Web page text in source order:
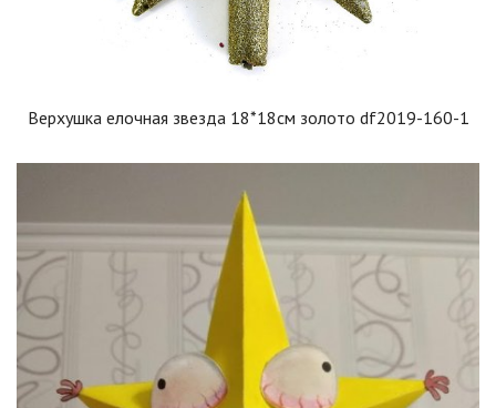
Верхушка елочная звезда 18*18см золото df2019-160-1